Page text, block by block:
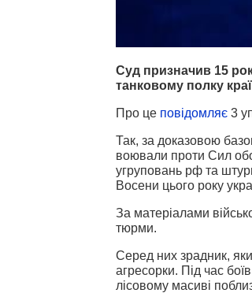
Суд призначив 15
танковому полку
Про це повідомляє 3
Так, за доказовою
воювали проти Сил
угруповань рф та
Восени цього року
За матеріалами
тюрми.
Серед них зрадник,
агресорки. Під час
лісовому масиві